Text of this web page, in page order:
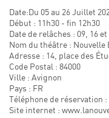
Date:Du 05 au 26 Juillet
Début : 11h30 - fin 12h30
Date de relâches : 09, 16
Nom du théâtre : Nouvelle
Adresse : 14, place des
Code Postal : 84000
Ville : Avignon
Pays : FR
Téléphone de réservation :
Site internet :